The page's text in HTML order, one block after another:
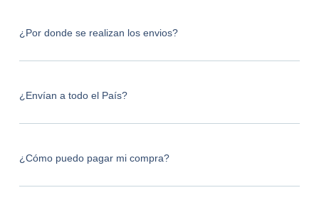
¿Por donde se realizan los envios?
¿Envían a todo el País?
¿Cómo puedo pagar mi compra?